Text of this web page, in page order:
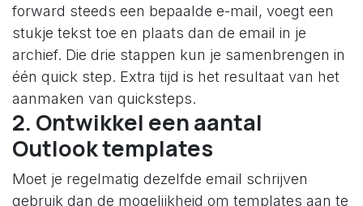
forward steeds een bepaalde e-mail, voegt een
stukje tekst toe en plaats dan de email in je
archief. Die drie stappen kun je samenbrengen in
één quick step. Extra tijd is het resultaat van het
aanmaken van quicksteps.
2. Ontwikkel een aantal
Outlook templates
Moet je regelmatig dezelfde email schrijven
gebruik dan de mogelijkheid om templates aan te